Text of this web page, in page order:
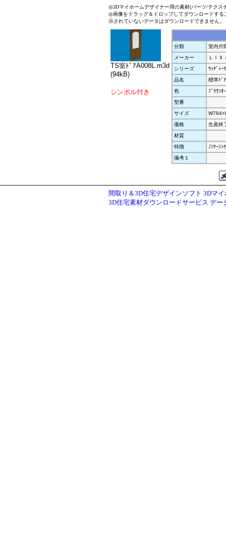
◎3Dマイホームデザイナー用の素材(パーツ/テクス
◎画像をドラッグ＆ドロップしてダウンロードす
示されていないデータはダウンロードできません。
TS室ﾄﾞｱA008L.m3d
(94kB)
シンボル付き
分類
室内片
メーカー
ＬＩＸ
シリーズ
ｳｯﾃﾞｨｰ
品名
標準ﾄﾞ
色
ﾌﾞﾗｳﾝｵ
型番
サイズ
価格
生産終
材質
特徴
ﾉﾝｹｰｼﾝ
備考１
間取り＆3D住宅デザインソフト 3Dマ
3D住宅素材ダウンロードサービス デー